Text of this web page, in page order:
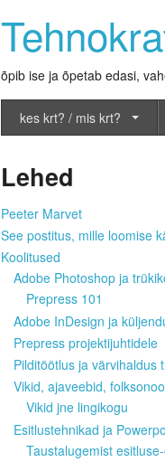
õpib ise ja õpetab edasi,
kes krt? / mis krt?
Lehed
Peeter Marvet
See postitus, mille loomise
Koolitused
Adobe Photoshop ja
Prepress 101
Adobe InDesign ja
Prepress projektijuhtidele
Pilditöötlus ja värvihaldus
Vikid, ajaveebid,
Vikid jne lingikogu
Esitlustehnikad ja
Taustalugemist